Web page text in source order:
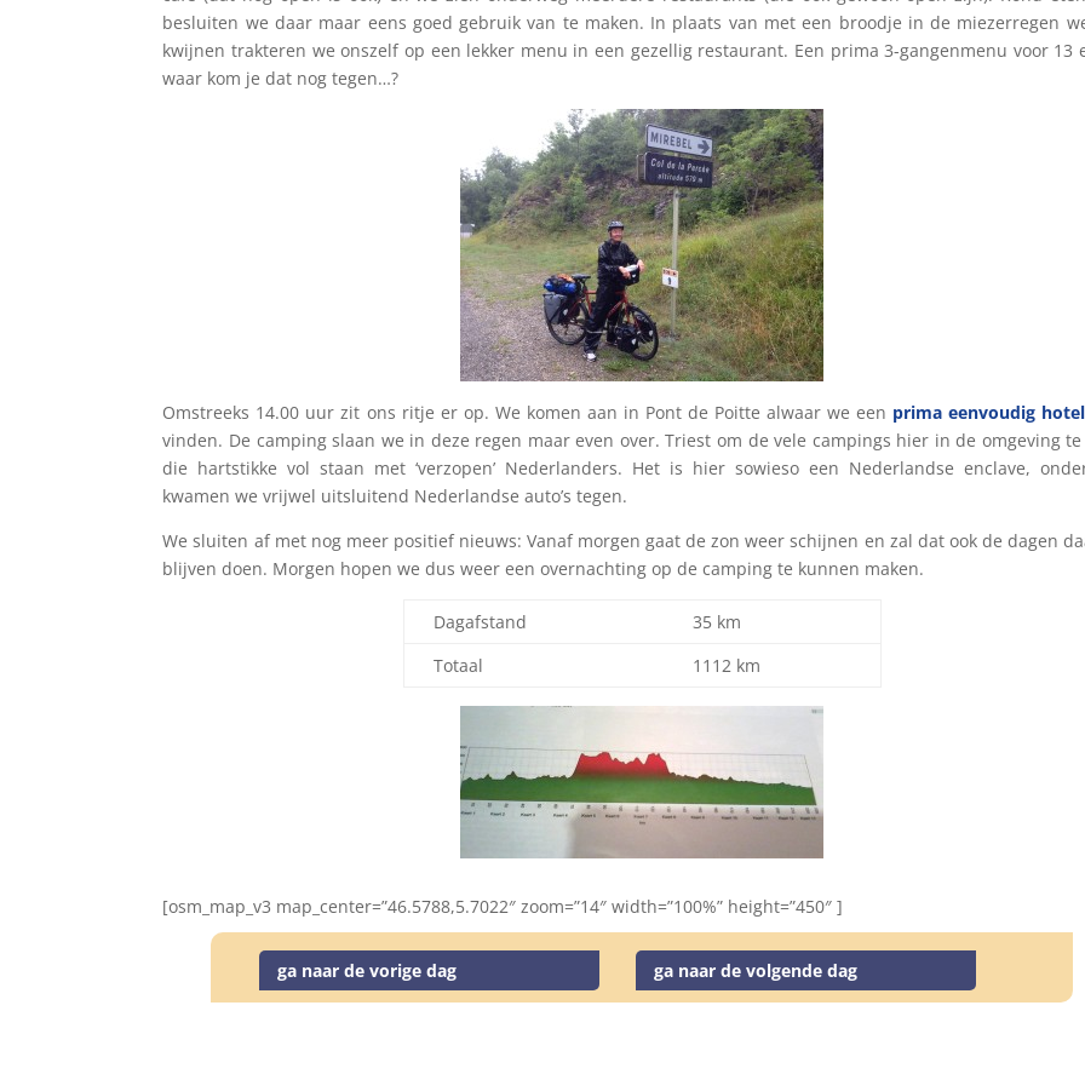
besluiten we daar maar eens goed gebruik van te maken. In plaats van met een broodje in de miezerregen
kwijnen trakteren we onszelf op een lekker menu in een gezellig restaurant. Een prima 3-gangenmenu voor 13
waar kom je dat nog tegen…?
Omstreeks 14.00 uur zit ons ritje er op. We komen aan in Pont de Poitte alwaar we een prima eenvoudig
vinden. De camping slaan we in deze regen maar even over. Triest om de vele campings hier in de omgeving
die hartstikke vol staan met ‘verzopen’ Nederlanders. Het is hier sowieso een Nederlandse enclave,
kwamen we vrijwel uitsluitend Nederlandse auto’s tegen.
We sluiten af met nog meer positief nieuws: Vanaf morgen gaat de zon weer schijnen en zal dat ook de dagen
blijven doen. Morgen hopen we dus weer een overnachting op de camping te kunnen maken.
Dagafstand
35 km
Totaal
1112 km
[osm_map_v3 map_center=”46.5788,5.7022″ zoom=”14″ width=”100%” height=”450″ ]
ga naar de vorige dag ga naar de volgende dag